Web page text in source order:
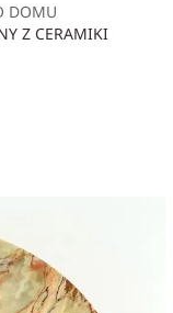
DOMU
Z CERAMIKI